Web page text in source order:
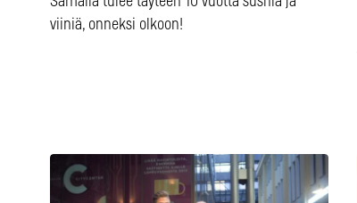
viiniä, onneksi olkoon!